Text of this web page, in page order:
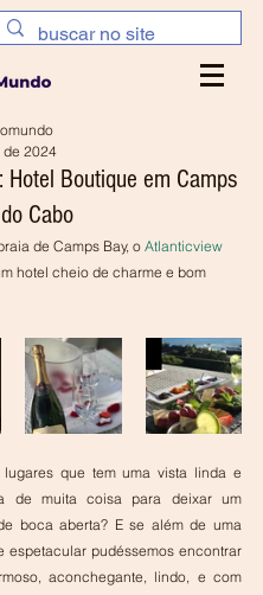
Boutique em Camps
Cabo
de 2024
de Camps Bay, o Atlanticview
hotel cheio de charme e bom
lugares que tem uma vista linda e
de muita coisa para deixar um
boca aberta? E se além de uma
espetacular pudéssemos encontrar
aconchegante, lindo, e com